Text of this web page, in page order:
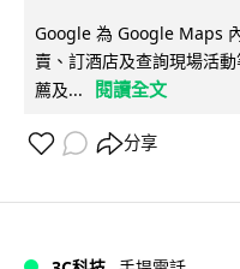
Google 為 Google Maps
賣、訂酒店及查詢現場活
薦及...
閱讀全文
分享